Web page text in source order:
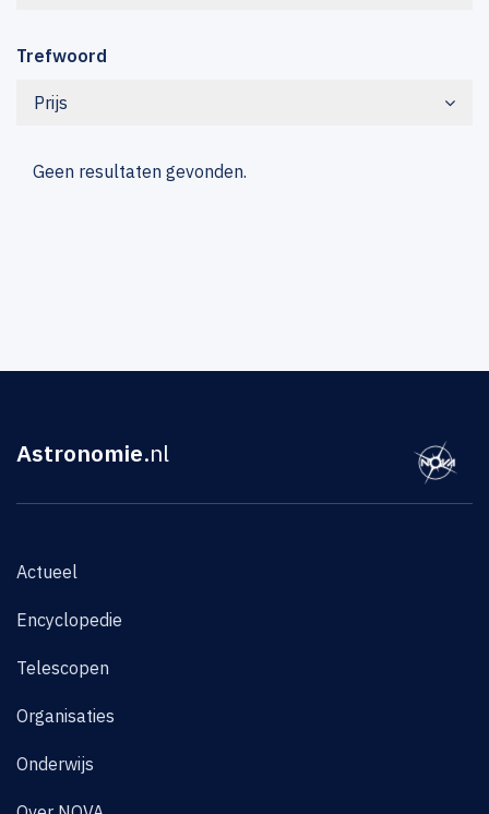
Trefwoord
Prijs
Geen resultaten gevonden.
Astronomie.nl
Actueel
Encyclopedie
Telescopen
Organisaties
Onderwijs